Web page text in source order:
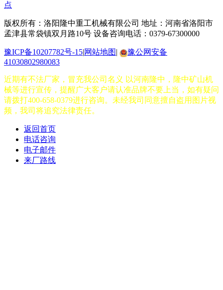
点
版权所有：洛阳隆中重工机械有限公司 地址：河南省洛阳市
孟津县常袋镇双月路10号 设备咨询电话：0379-67300000
豫ICP备10207782号-15|网站地图|
豫公网安备
41030802980083
近期有不法厂家，冒充我公司名义 以河南隆中，隆中矿山机
械等进行宣传，提醒广大客户请认准品牌不要上当，如有疑问
请拨打400-658-0379进行咨询。未经我司同意擅自盗用图片视
频，我司将追究法律责任。
返回首页
电话咨询
电子邮件
来厂路线